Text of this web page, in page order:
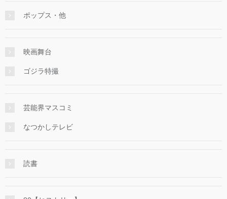
ポップス・他
映画舞台
ゴジラ特撮
芸能界マスコミ
なつかしテレビ
読書